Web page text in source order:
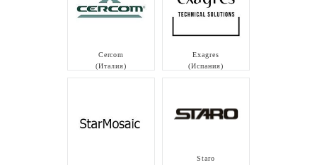
Cercom
(Италия)
Exagres
(Испания)
Staro